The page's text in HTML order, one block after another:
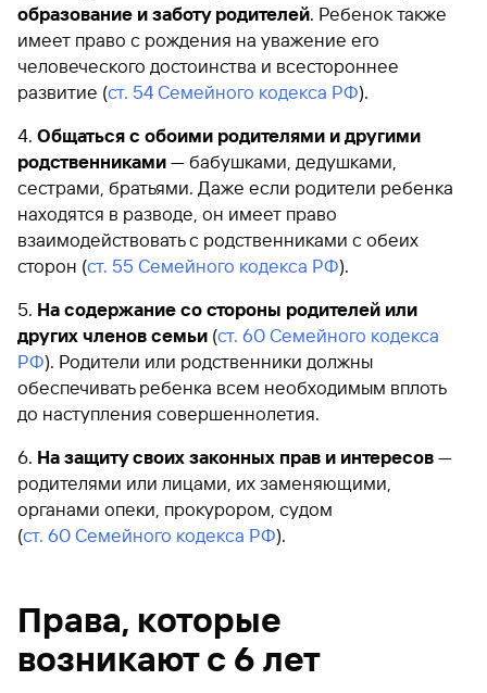
образование и заботу родителей. Ребенок также
имеет право с рождения на уважение его
человеческого достоинства и всестороннее
развитие (ст. 54 Семейного кодекса РФ).
Общаться с обоими родителями и другими
родственниками — бабушками, дедушками,
сестрами, братьями. Даже если родители ребенка
находятся в разводе, он имеет право
взаимодействовать с родственниками с обеих
сторон (ст. 55 Семейного кодекса РФ).
На содержание со стороны родителей или
других членов семьи (ст. 60 Семейного кодекса
РФ). Родители или родственники должны
обеспечивать ребенка всем необходимым вплоть
до наступления совершеннолетия.
На защиту своих законных прав и интересов —
родителями или лицами, их заменяющими,
органами опеки, прокурором, судом
(ст. 60 Семейного кодекса РФ).
Права, которые
возникают с 6 лет